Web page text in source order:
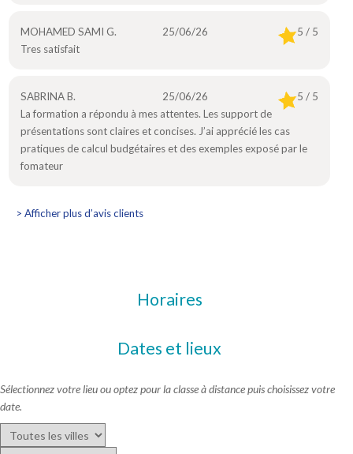
MOHAMED SAMI G. 25/06/26
5 / 5
Tres satisfait
SABRINA B. 25/06/26
5 / 5
La formation a répondu à mes attentes. Les support de
présentations sont claires et concises. J’ai apprécié les cas
pratiques de calcul budgétaires et des exemples exposé par le
fomateur
> Afficher plus d’avis clients
Horaires
Dates et lieux
Sélectionnez votre lieu ou optez pour la classe à distance puis choisissez votre
date.